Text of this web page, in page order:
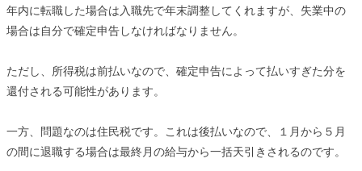
年内に転職した場合は入職先で年末調整してくれますが、失業中の
場合は自分で確定申告しなければなりません。
ただし、所得税は前払いなので、確定申告によって払いすぎた分を
還付される可能性があります。
一方、問題なのは住民税です。これは後払いなので、１月から５月
の間に退職する場合は最終月の給与から一括天引きされるのです。